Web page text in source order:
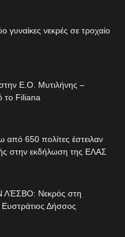
γυναίκες νεκρές σε τροχαίο
Ε.Ο. Μυτιλήνης –
το Filiana
650 πολίτες έστειλαν
στην εκδήλωση της ΕΛΑΣ
Νεκρός στη
Δήσσος